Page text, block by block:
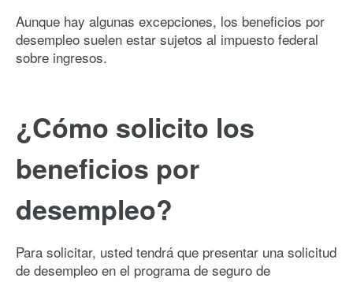
Aunque hay algunas excepciones, los beneficios por
desempleo suelen estar sujetos al impuesto federal
sobre ingresos.
¿Cómo solicito los
beneficios por
desempleo?
Para solicitar, usted tendrá que presentar una solicitud
de desempleo en el programa de seguro de